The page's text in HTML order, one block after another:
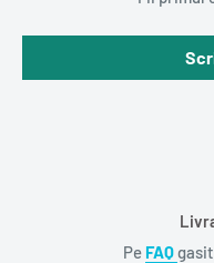
Pe FAQ